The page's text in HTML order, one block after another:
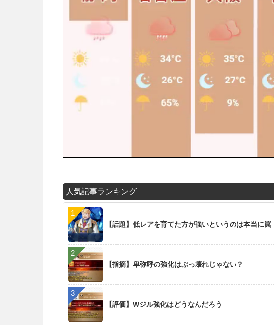
人気記事ランキング
【話題】低レアを育てた方が強いというのは本当に罠
【指摘】卑弥呼の強化はぶっ壊れじゃない？
【評価】Wジル強化はどうなんだろう